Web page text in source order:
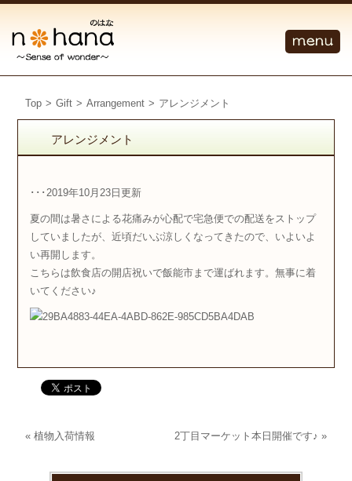
Top > Gift > Arrangement > アレンジメント
アレンジメント
･･･2019年10月23日更新
夏の間は暑さによる花痛みが心配で宅急便での配送をストップ
していましたが、近頃だいぶ涼しくなってきたので、いよいよ
い再開します。
こちらは飲食店の開店祝いで飯能市まで運ばれます。無事に着
いてください♪
«植物入荷情報 2丁目マーケット本日開催です♪ »